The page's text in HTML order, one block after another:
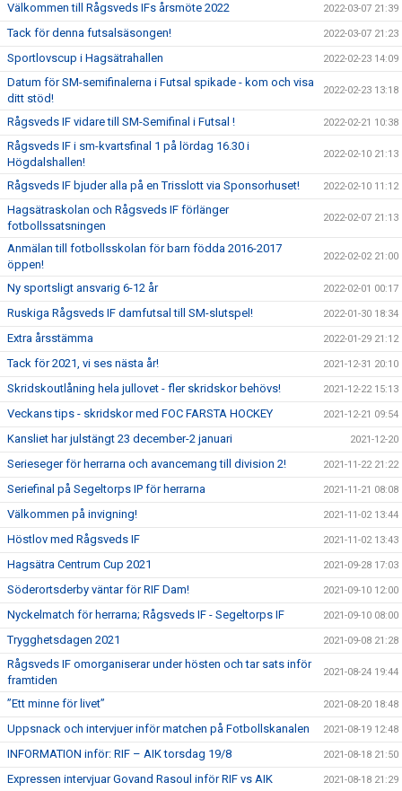
Välkommen till Rågsveds IFs årsmöte 2022 2022-03-07 21:39
Tack för denna futsalsäsongen! 2022-03-07 21:23
Sportlovscup i Hagsätrahallen 2022-02-23 14:09
Datum för SM-semifinalerna i Futsal spikade - kom och visa
ditt stöd!
2022-02-23 13:18
Rågsveds IF vidare till SM-Semifinal i Futsal ! 2022-02-21 10:38
Rågsveds IF i sm-kvartsfinal 1 på lördag 16.30 i
Högdalshallen!
2022-02-10 21:13
Rågsveds IF bjuder alla på en Trisslott via Sponsorhuset! 2022-02-10 11:12
Hagsätraskolan och Rågsveds IF förlänger
fotbollssatsningen
2022-02-07 21:13
Anmälan till fotbollsskolan för barn födda 2016-2017
öppen!
2022-02-02 21:00
Ny sportsligt ansvarig 6-12 år 2022-02-01 00:17
Ruskiga Rågsveds IF damfutsal till SM-slutspel! 2022-01-30 18:34
Extra årsstämma 2022-01-29 21:12
Tack för 2021, vi ses nästa år! 2021-12-31 20:10
Skridskoutlåning hela jullovet - fler skridskor behövs! 2021-12-22 15:13
Veckans tips - skridskor med FOC FARSTA HOCKEY 2021-12-21 09:54
Kansliet har julstängt 23 december-2 januari 2021-12-20
Serieseger för herrarna och avancemang till division 2! 2021-11-22 21:22
Seriefinal på Segeltorps IP för herrarna 2021-11-21 08:08
Välkommen på invigning! 2021-11-02 13:44
Höstlov med Rågsveds IF 2021-11-02 13:43
Hagsätra Centrum Cup 2021 2021-09-28 17:03
Söderortsderby väntar för RIF Dam! 2021-09-10 12:00
Nyckelmatch för herrarna; Rågsveds IF - Segeltorps IF 2021-09-10 08:00
Trygghetsdagen 2021 2021-09-08 21:28
Rågsveds IF omorganiserar under hösten och tar sats inför
framtiden
2021-08-24 19:44
”Ett minne för livet” 2021-08-20 18:48
Uppsnack och intervjuer inför matchen på Fotbollskanalen 2021-08-19 12:48
INFORMATION inför: RIF – AIK torsdag 19/8 2021-08-18 21:50
Expressen intervjuar Govand Rasoul inför RIF vs AIK 2021-08-18 21:29